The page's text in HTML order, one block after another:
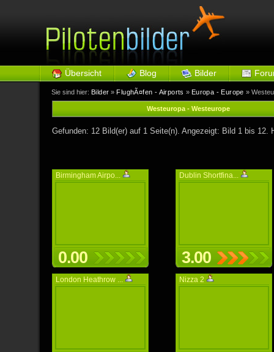
Übersicht Blog Bilder
Sie sind hier: Bilder » FlughÃ¤fen - Airports » Europa - Europe »
Westeuropa - Westeurope
Gefunden: 12 Bild(er) auf 1 Seite(n). Angezeigt: Bild 1 bis 12.
Birmingham Airpo...
0.00
Dublin Shortfina...
3.00
London Heathrow ... Nizza 2